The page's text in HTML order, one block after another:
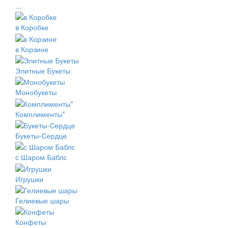
...
в Коробке
в Корзине
Элитные Букеты
Монобукеты
Комплименты*
Букеты-Сердце
с Шаром Баблс
Игрушки
Гелиевые шары
Конфеты